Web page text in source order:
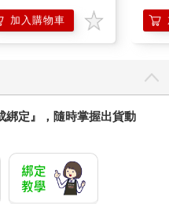
加入購物車
綁定』，隨時掌握出貨動